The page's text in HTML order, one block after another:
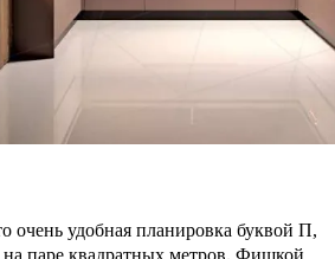
очень удобная планировка буквой П,